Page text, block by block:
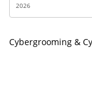
Cybergrooming &